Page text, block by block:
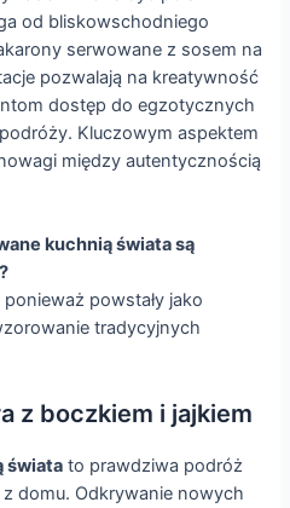
od bliskowschodniego
serwowane z sosem na
pozwalają na kreatywność
dostęp do egzotycznych
Kluczowym aspektem
między autentycznością
kuchnią świata są
powstały jako
tradycyjnych
z boczkiem i jajkiem
świata to prawdziwa podróż
domu. Odkrywanie nowych